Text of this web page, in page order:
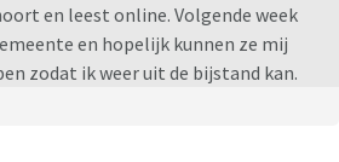
en leest online. Volgende week
en hopelijk kunnen ze mij
zodat ik weer uit de bijstand kan.